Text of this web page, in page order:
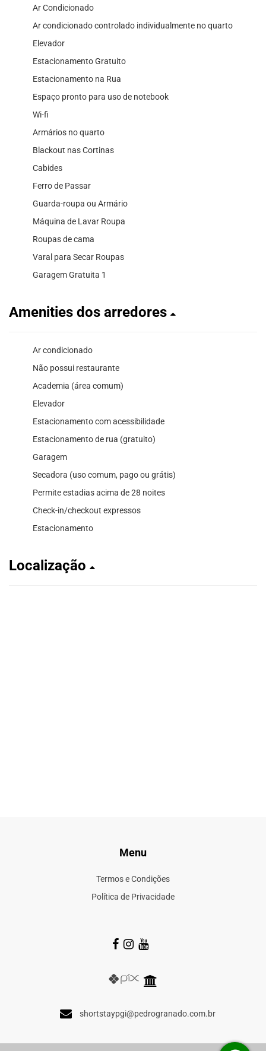
Ar Condicionado
Ar condicionado controlado individualmente no quarto
Elevador
Estacionamento Gratuito
Estacionamento na Rua
Espaço pronto para uso de notebook
Wi-fi
Armários no quarto
Blackout nas Cortinas
Cabides
Ferro de Passar
Guarda-roupa ou Armário
Máquina de Lavar Roupa
Roupas de cama
Varal para Secar Roupas
Garagem Gratuita 1
Amenities dos arredores
Ar condicionado
Não possui restaurante
Academia (área comum)
Elevador
Estacionamento com acessibilidade
Estacionamento de rua (gratuito)
Garagem
Secadora (uso comum, pago ou grátis)
Permite estadias acima de 28 noites
Check-in/checkout expressos
Estacionamento
Localização
Menu
Termos e Condições
Política de Privacidade
shortstaypgi@pedrogranado.com.br